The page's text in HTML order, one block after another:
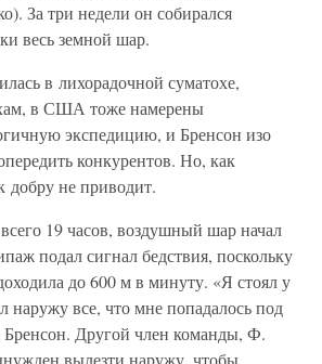
За три недели он собирался
весь земной шар.
в лихорадочной суматохе,
в США тоже намерены
экспедицию, и Бренсон изо
конкурентов. Но, как
добру не приводит.
19 часов, воздушный шар начал
подал сигнал бедствия, поскольку
до 600 м в минуту. «Я стоял у
наружу все, что мне попадалось под
Другой член команды, Ф.
вылезти наружу, чтобы